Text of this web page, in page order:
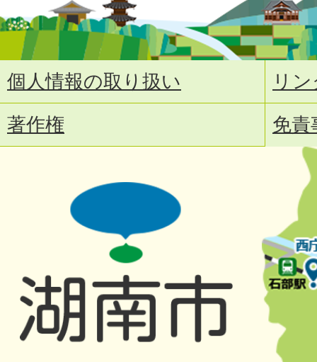
個人情報の取り扱い
リ
著作権
免責